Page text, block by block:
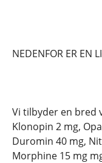
NEDENFOR ER EN
Vi tilbyder en bred
Klonopin 2 mg,
Duromin 40 mg,
Morphine 15 mg